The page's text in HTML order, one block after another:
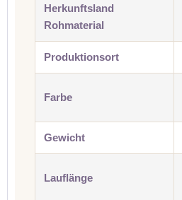
Herkunftsland
Rohmaterial
Produktionsort
Farbe
Gewicht
Lauflänge